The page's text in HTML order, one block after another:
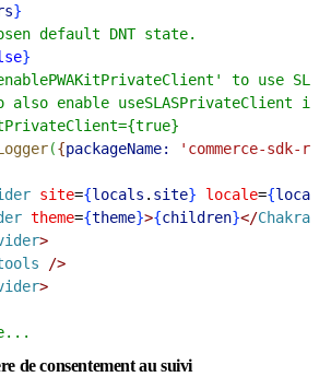
}
default DNT state.
}
to use
also enable useSLASPrivateClient
({packageName:
'commerce-sdk-
site={locals . site} locale={
theme={theme}>{children}</
>
/>
>
de consentement au suivi